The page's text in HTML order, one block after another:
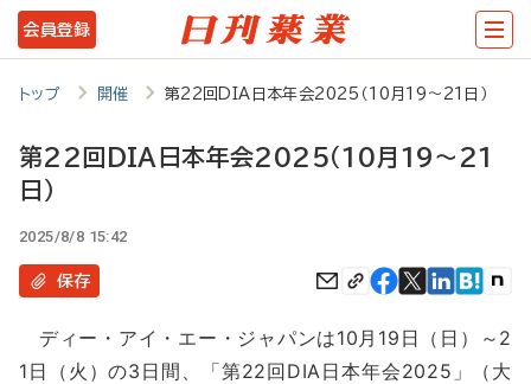
メ
イ
移
会員登録
トップ 開催 第22回DIA日本年会2025（10月19～21日）
第22回DIA日本年会2025（10月19～21
日）
2025/8/8 15:42
保存
ディー・アイ・エー・ジャパンは10月19日（日）～2
1日（火）の3日間、「第22回DIA日本年会2025」（大